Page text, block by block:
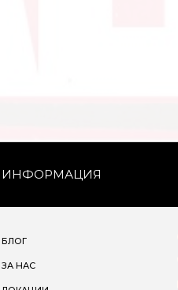
ИНФОРМАЦИЯ
БЛОГ
ЗА НАС